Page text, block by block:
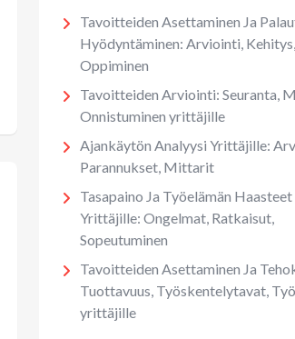
Tavoitteiden Asettaminen Ja
Hyödyntäminen: Arviointi, Kehitys,
Oppiminen
Tavoitteiden Arviointi: Seuranta,
Onnistuminen yrittäjille
Ajankäytön Analyysi Yrittäjille:
Parannukset, Mittarit
Tasapaino Ja Työelämän Haasteet
Yrittäjille: Ongelmat, Ratkaisut,
Sopeutuminen
Tavoitteiden Asettaminen Ja
Tuottavuus, Työskentelytavat,
yrittäjille